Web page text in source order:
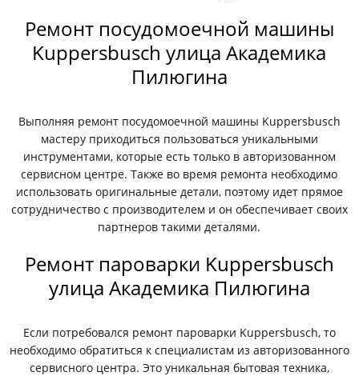
Ремонт посудомоечной машины
Kuppersbusch улица Академика
Пилюгина
Выполняя ремонт посудомоечной машины Kuppersbusch
мастеру приходиться пользоваться уникальными
инструментами, которые есть только в авторизованном
сервисном центре. Также во время ремонта необходимо
использовать оригинальные детали, поэтому идет прямое
сотрудничество с производителем и он обеспечивает своих
партнеров такими деталями.
Ремонт пароварки Kuppersbusch
улица Академика Пилюгина
Если потребовался ремонт пароварки Kuppersbusch, то
необходимо обратиться к специалистам из авторизованного
сервисного центра. Это уникальная бытовая техника,